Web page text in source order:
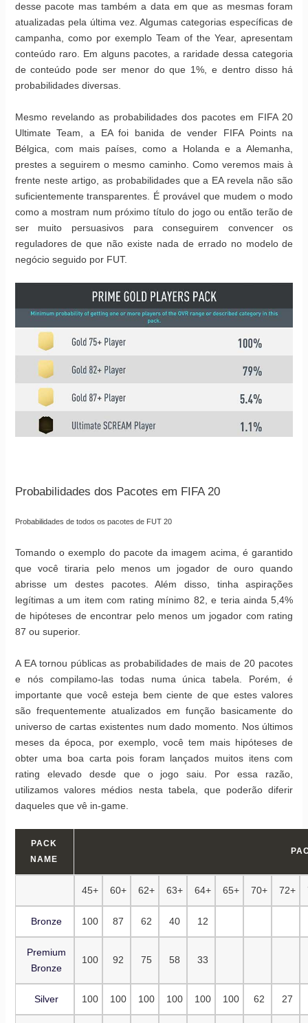
desse pacote mas também a data em que as mesmas foram
atualizadas pela última vez. Algumas categorias específicas de
campanha, como por exemplo Team of the Year, apresentam
conteúdo raro. Em alguns pacotes, a raridade dessa categoria
de conteúdo pode ser menor do que 1%, e dentro disso há
probabilidades diversas.
Mesmo revelando as probabilidades dos pacotes em FIFA 20
Ultimate Team, a EA foi banida de vender FIFA Points na
Bélgica, com mais países, como a Holanda e a Alemanha,
prestes a seguirem o mesmo caminho. Como veremos mais à
frente neste artigo, as probabilidades que a EA revela não são
suficientemente transparentes. É provável que mudem o modo
como a mostram num próximo título do jogo ou então terão de
ser muito persuasivos para conseguirem convencer os
reguladores de que não existe nada de errado no modelo de
negócio seguido por FUT.
Probabilidades dos Pacotes em FIFA 20
Probabilidades de todos os pacotes de FUT 20
Tomando o exemplo do pacote da imagem acima, é garantido
que você tiraria pelo menos um jogador de ouro quando
abrisse um destes pacotes. Além disso, tinha aspirações
legítimas a um item com rating mínimo 82, e teria ainda 5,4%
de hipóteses de encontrar pelo menos um jogador com rating
87 ou superior.
A EA tornou públicas as probabilidades de mais de 20 pacotes
e nós compilamo-las todas numa única tabela. Porém, é
importante que você esteja bem ciente de que estes valores
são frequentemente atualizados em função basicamente do
universo de cartas existentes num dado momento. Nos últimos
meses da época, por exemplo, você tem mais hipóteses de
obter uma boa carta pois foram lançados muitos itens com
rating elevado desde que o jogo saiu. Por essa razão,
utilizamos valores médios nesta tabela, que poderão diferir
daqueles que vê in-game.
PACK
NAME
45+ 60+ 62+ 63+ 64+ 65+ 70+ 72+
Bronze 100 87 62 40 12
Premium
Bronze
100 92 75 58 33
Silver 100 100 100 100 100 100 62 27